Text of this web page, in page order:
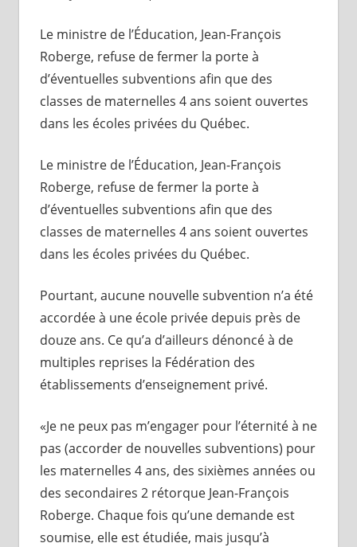
Le ministre de l’Éducation, Jean-François
Roberge, refuse de fermer la porte à
d’éventuelles subventions afin que des
classes de maternelles 4 ans soient ouvertes
dans les écoles privées du Québec.
Le ministre de l’Éducation, Jean-François
Roberge, refuse de fermer la porte à
d’éventuelles subventions afin que des
classes de maternelles 4 ans soient ouvertes
dans les écoles privées du Québec.
Pourtant, aucune nouvelle subvention n’a été
accordée à une école privée depuis près de
douze ans. Ce qu’a d’ailleurs dénoncé à de
multiples reprises la Fédération des
établissements d’enseignement privé.
«Je ne peux pas m’engager pour l’éternité à ne
pas (accorder de nouvelles subventions) pour
les maternelles 4 ans, des sixièmes années ou
des secondaires 2 rétorque Jean-François
Roberge. Chaque fois qu’une demande est
soumise, elle est étudiée, mais jusqu’à